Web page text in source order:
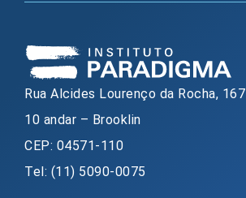
Rua Alcides Lourenço da Rocha, 167
10 andar – Brooklin
CEP: 04571-110
Tel: (11) 5090-0075